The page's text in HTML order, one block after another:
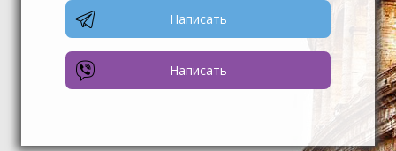
Написать
Написать